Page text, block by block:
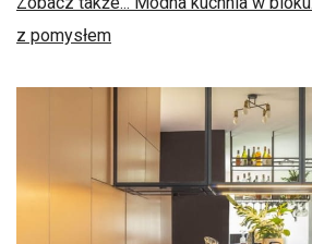
z pomysłem